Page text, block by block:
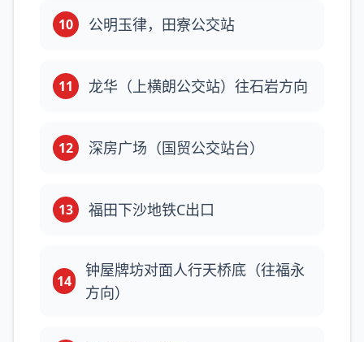
10 公明玉律，田寮公交站
11 龙华（上横朗公交站）往石岩方向
12 深房广场（国贸公交站台）
13 福田下沙地铁C出口
14
钟屋牌坊对面人行天桥底（往福永
方向）